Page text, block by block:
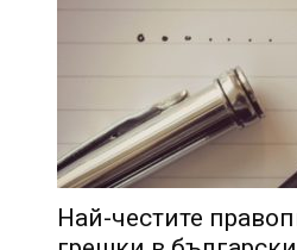
Най-честите